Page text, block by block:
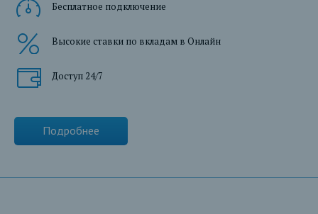
Бесплатное подключение
Высокие ставки по вкладам в Онлайн
Доступ 24/7
Подробнее